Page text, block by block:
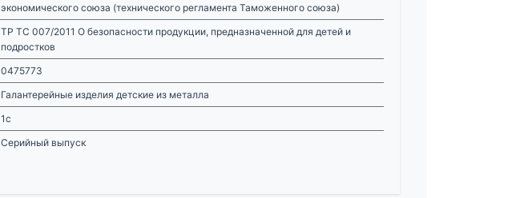
экономического союза (технического регламента Таможенного союза)
ТР ТС 007/2011 О безопасности продукции, предназначенной для детей и
подростков
0475773
Галантерейные изделия детские из металла
1с
Серийный выпуск